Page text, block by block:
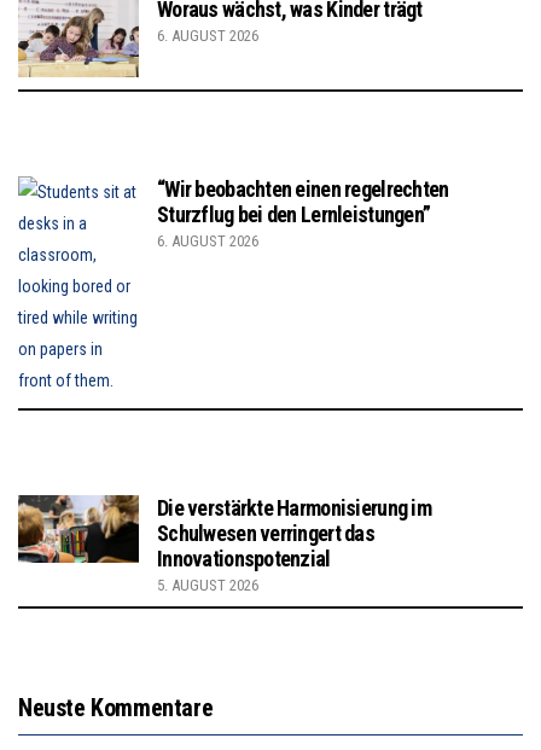
Woraus wächst, was Kinder trägt
6. AUGUST 2026
“Wir beobachten einen regelrechten
Sturzflug bei den Lernleistungen”
6. AUGUST 2026
Die verstärkte Harmonisierung im
Schulwesen verringert das
Innovationspotenzial
5. AUGUST 2026
Neuste Kommentare